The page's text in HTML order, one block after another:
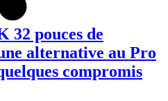
32 pouces de
alternative au Pro
compromis